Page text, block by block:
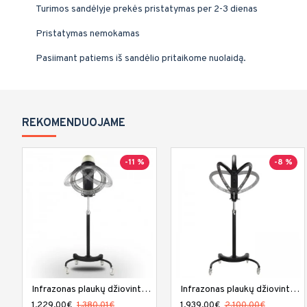
Turimos sandėlyje prekės pristatymas per 2-3 dienas
Pristatymas nemokamas
Pasiimant patiems iš sandėlio pritaikome nuolaidą.
REKOMENDUOJAME
-11 %
Infrazonas plaukų džiovintuvas DIR Chale II
-8 %
Infrazonas plaukų džiovintuvas DIR Damita II